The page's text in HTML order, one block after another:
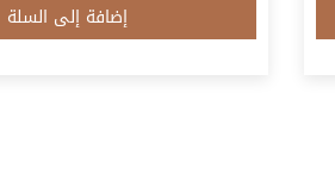
إضافة إلى السلة